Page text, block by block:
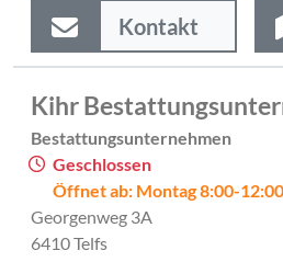
Kontakt
Kihr
Bestattungsunternehmen
Geschlossen
Öffnet ab: Montag 8:00-12:00
Georgenweg 3A
6410 Telfs